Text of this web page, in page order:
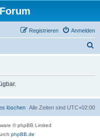
Anmelden
Registrieren
Alle Zeiten sind UTC+02:00
löschen
© phpBB Limited
phpBB.de